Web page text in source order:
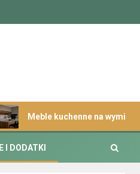
kuchenne na wymiar
I DODATKI